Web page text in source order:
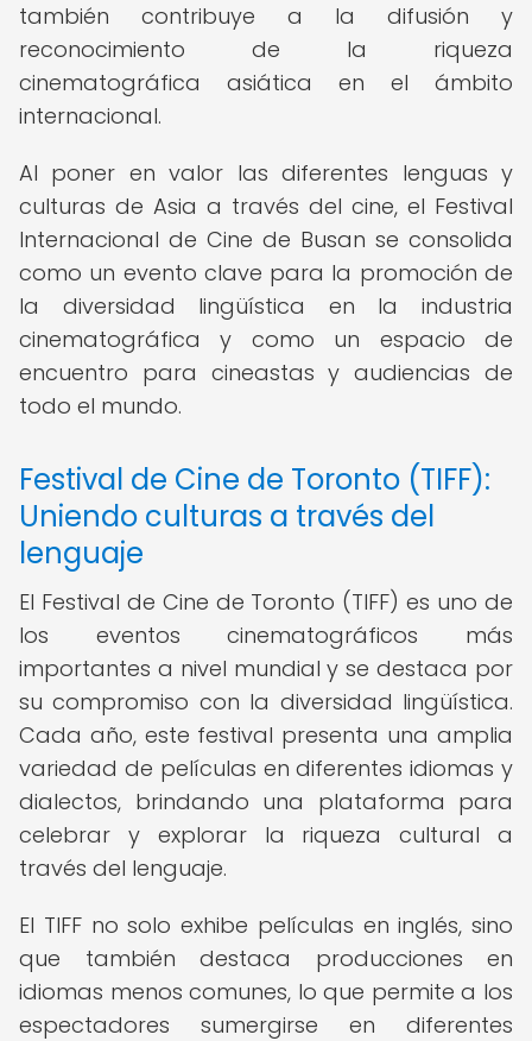
también contribuye a la difusión y
reconocimiento de la riqueza
cinematográfica asiática en el ámbito
internacional.
Al poner en valor las diferentes lenguas y
culturas de Asia a través del cine, el Festival
Internacional de Cine de Busan se consolida
como un evento clave para la promoción de
la diversidad lingüística en la industria
cinematográfica y como un espacio de
encuentro para cineastas y audiencias de
todo el mundo.
Festival de Cine de Toronto (TIFF):
Uniendo culturas a través del
lenguaje
El Festival de Cine de Toronto (TIFF) es uno de
los eventos cinematográficos más
importantes a nivel mundial y se destaca por
su compromiso con la diversidad lingüística.
Cada año, este festival presenta una amplia
variedad de películas en diferentes idiomas y
dialectos, brindando una plataforma para
celebrar y explorar la riqueza cultural a
través del lenguaje.
El TIFF no solo exhibe películas en inglés, sino
que también destaca producciones en
idiomas menos comunes, lo que permite a los
espectadores sumergirse en diferentes